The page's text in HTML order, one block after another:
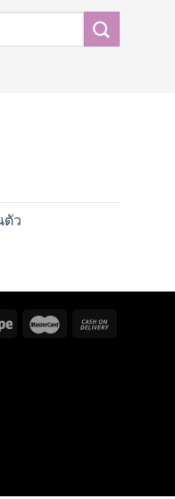
ตัว